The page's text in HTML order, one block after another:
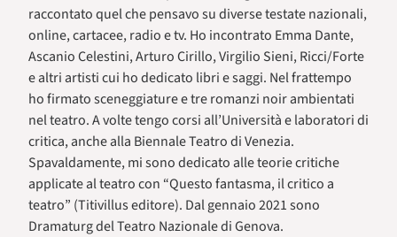
raccontato quel che pensavo su diverse testate nazionali,
online, cartacee, radio e tv. Ho incontrato Emma Dante,
Ascanio Celestini, Arturo Cirillo, Virgilio Sieni, Ricci/Forte
e altri artisti cui ho dedicato libri e saggi. Nel frattempo
ho firmato sceneggiature e tre romanzi noir ambientati
nel teatro. A volte tengo corsi all’Università e laboratori di
critica, anche alla Biennale Teatro di Venezia.
Spavaldamente, mi sono dedicato alle teorie critiche
applicate al teatro con “Questo fantasma, il critico a
teatro” (Titivillus editore). Dal gennaio 2021 sono
Dramaturg del Teatro Nazionale di Genova.